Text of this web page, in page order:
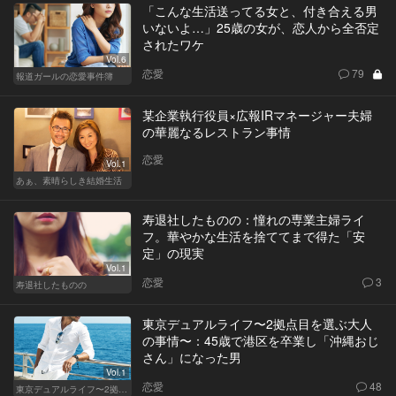
Vol.6
報道ガールの恋愛事件簿
「こんな生活送ってる女と、付き合える男
いないよ…」25歳の女が、恋人から全否定
されたワケ
恋愛 79
Vol.1
あぁ、素晴らしき結婚生活
某企業執行役員×広報IRマネージャー夫婦
の華麗なるレストラン事情
恋愛
Vol.1
寿退社したものの
寿退社したものの：憧れの専業主婦ライ
フ。華やかな生活を捨ててまで得た「安
定」の現実
恋愛 3
Vol.1
東京デュアルライフ〜2拠点目を選ぶ大人の事情〜
東京デュアルライフ〜2拠点目を選ぶ大人
の事情〜：45歳で港区を卒業し「沖縄おじ
さん」になった男
恋愛 48